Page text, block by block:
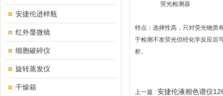
安捷伦进样瓶
红外显微镜
细胞破碎仪
旋转蒸发仪
干燥箱
荧光检测器
特点： 选择性高，只对荧光物质
于检测不发荧光但经化学反应后
析。
上一篇 : 安捷伦液相色谱仪